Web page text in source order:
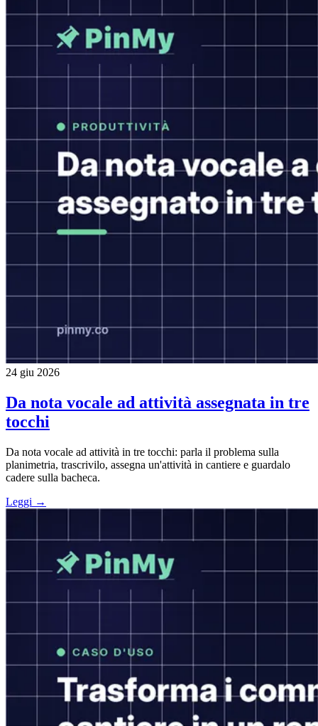
24 giu 2026
Da nota vocale ad attività assegnata in tre
tocchi
Da nota vocale ad attività in tre tocchi: parla il problema sulla
planimetria, trascrivilo, assegna un'attività in cantiere e guardalo
cadere sulla bacheca.
Leggi →